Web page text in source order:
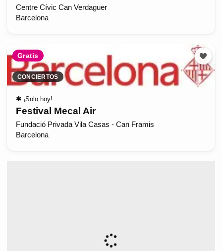
Centre Cívic Can Verdaguer
Barcelona
Gratis
CONCIERTOS
✱ ¡Solo hoy!
Festival Mecal Air
Fundació Privada Vila Casas - Can Framis
Barcelona